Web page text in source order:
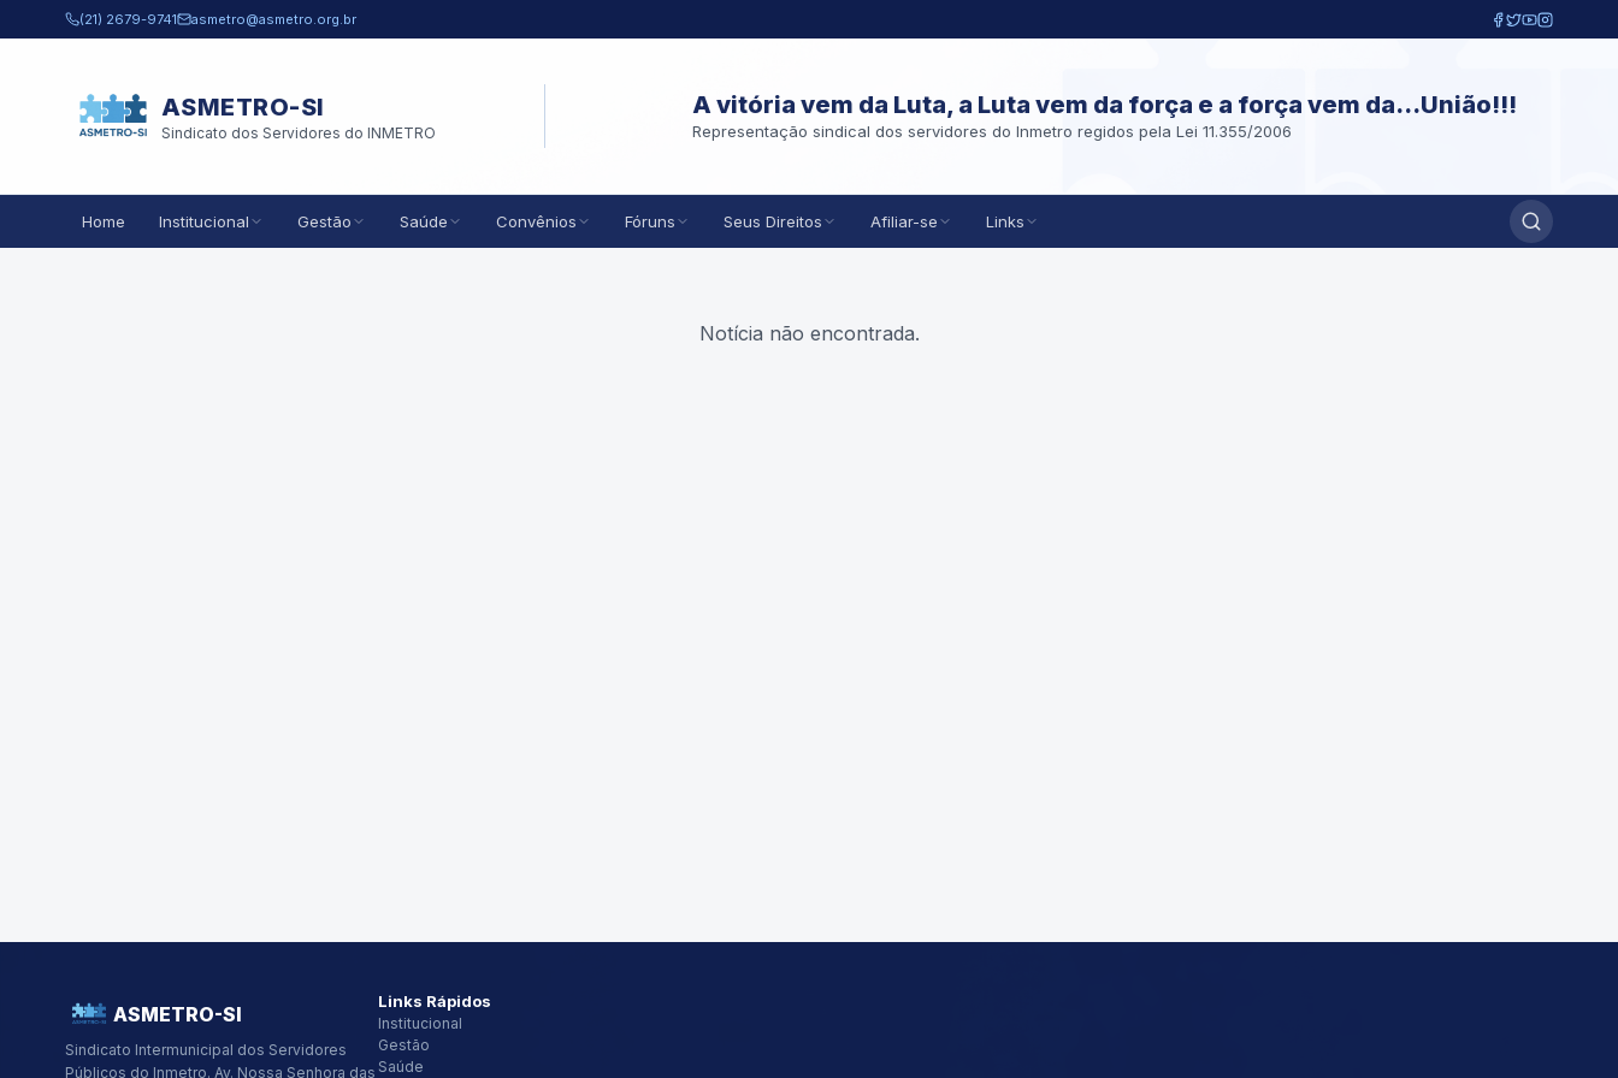
Pular para o conteúdo principal
(21) 2679-9741 asmetro@asmetro.org.br
ASMETRO-SI
Sindicato dos Servidores do INMETRO
A vitória vem da Luta, a Luta vem da força e a força vem da...União!!!
Representação sindical dos servidores do Inmetro regidos pela Lei 11.355/2006
Home Institucional Gestão Saúde Convênios Fóruns Seus Direitos Afiliar-se Links
Notícia não encontrada.
ASMETRO-SI
Sindicato Intermunicipal dos Servidores
Públicos do Inmetro. Av. Nossa Senhora das
Links Rápidos
Institucional
Gestão
Saúde